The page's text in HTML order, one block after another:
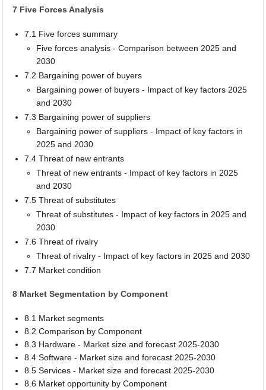
7 Five Forces Analysis
7.1 Five forces summary
Five forces analysis - Comparison between 2025 and
2030
7.2 Bargaining power of buyers
Bargaining power of buyers - Impact of key factors 2025
and 2030
7.3 Bargaining power of suppliers
Bargaining power of suppliers - Impact of key factors in
2025 and 2030
7.4 Threat of new entrants
Threat of new entrants - Impact of key factors in 2025
and 2030
7.5 Threat of substitutes
Threat of substitutes - Impact of key factors in 2025 and
2030
7.6 Threat of rivalry
Threat of rivalry - Impact of key factors in 2025 and 2030
7.7 Market condition
8 Market Segmentation by Component
8.1 Market segments
8.2 Comparison by Component
8.3 Hardware - Market size and forecast 2025-2030
8.4 Software - Market size and forecast 2025-2030
8.5 Services - Market size and forecast 2025-2030
8.6 Market opportunity by Component